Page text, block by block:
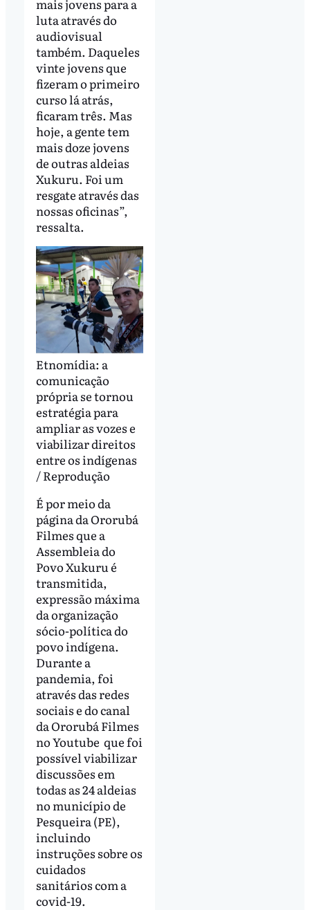
mais jovens para a
luta através do
audiovisual
também. Daqueles
vinte jovens que
fizeram o primeiro
curso lá atrás,
ficaram três. Mas
hoje, a gente tem
mais doze jovens
de outras aldeias
Xukuru. Foi um
resgate através das
nossas oficinas”,
ressalta.
Etnomídia: a
comunicação
própria se tornou
estratégia para
ampliar as vozes e
viabilizar direitos
entre os indígenas
/ Reprodução
É por meio da
página da Ororubá
Filmes que a
Assembleia do
Povo Xukuru é
transmitida,
expressão máxima
da organização
sócio-política do
povo indígena.
Durante a
pandemia, foi
através das redes
sociais e do canal
da Ororubá Filmes
no Youtube que foi
possível viabilizar
discussões em
todas as 24 aldeias
no município de
Pesqueira (PE),
incluindo
instruções sobre os
cuidados
sanitários com a
covid-19.